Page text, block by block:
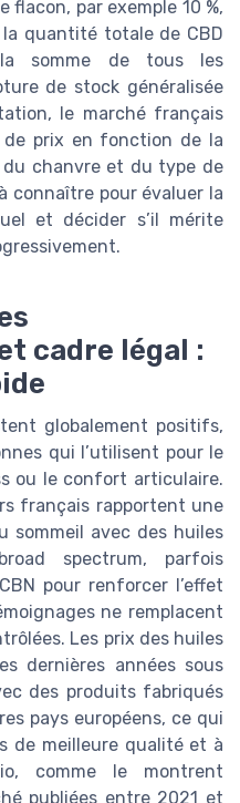
par exemple 10 %,
la quantité totale de CBD
somme de tous les
de stock généralisée
le marché français
de prix en fonction de la
chanvre et du type de
connaître pour évaluer la
et décider s’il mérite
cadre légal :
globalement positifs,
qui l’utilisent pour le
ou le confort articulaire.
français rapportent une
sommeil avec des huiles
spectrum, parfois
pour renforcer l’effet
ne remplacent
Les prix des huiles
dernières années sous
des produits fabriqués
pays européens, ce qui
de meilleure qualité et à
comme le montrent
publiées entre 2021 et